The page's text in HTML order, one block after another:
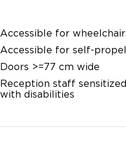
Accessible for
Accessible for self-
Doors >=77 cm wide
Reception staff
with disabilities